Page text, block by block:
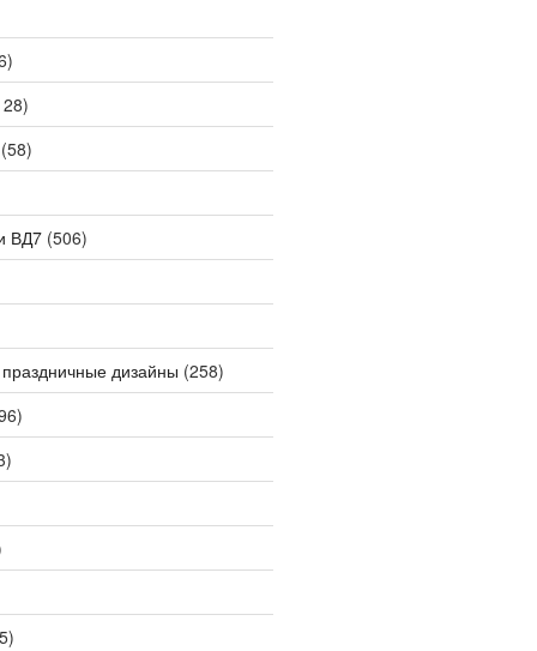
ВД7(506)
дизайны (258)